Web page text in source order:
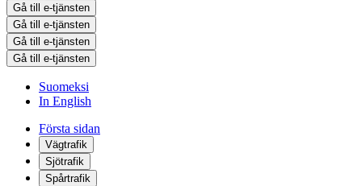
Gå till e-tjänsten
Gå till e-tjänsten
Gå till e-tjänsten
Gå till e-tjänsten
Suomeksi
In English
Första sidan
Vägtrafik
Sjötrafik
Spårtrafik